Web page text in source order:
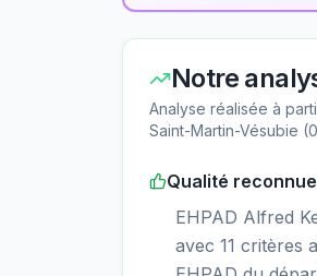
Notre
Analyse réalisée à
Saint-Martin-Vésubie (
Qualité reconnue
EHPAD Alfred
avec 11 critères